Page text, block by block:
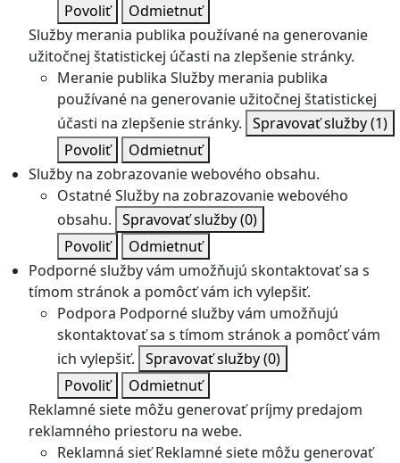
Povoliť
Odmietnuť
Služby merania publika používané na generovanie
užitočnej štatistickej účasti na zlepšenie stránky.
Meranie publika Služby merania publika
používané na generovanie užitočnej štatistickej
účasti na zlepšenie stránky. Spravovať služby(1)
Povoliť
Odmietnuť
Služby na zobrazovanie webového obsahu.
OstatnéSlužby na zobrazovanie webového
obsahu. Spravovať služby(0)
Povoliť
Odmietnuť
Podporné služby vám umožňujú skontaktovať sa s
tímom stránok a pomôcť vám ich vylepšiť.
Podpora Podporné služby vám umožňujú
skontaktovať sa s tímom stránok a pomôcť vám
ich vylepšiť. Spravovať služby(0)
Povoliť
Odmietnuť
Reklamné siete môžu generovať príjmy predajom
reklamného priestoru na webe.
Reklamná sieť Reklamné siete môžu generovať